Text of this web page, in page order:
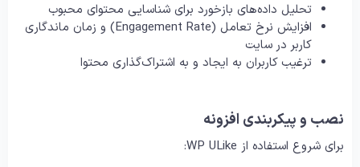
تحلیل داده‌های بازخورد برای شناسایی محتوای محبوب
افزایش نرخ تعامل (Engagement Rate) و زمان ماندگاری
کاربر در سایت
ترغیب کاربران به ایجاد و به اشتراک‌گذاری محتوا
نصب و پیکربندی افزونه
برای شروع استفاده از WP ULike: